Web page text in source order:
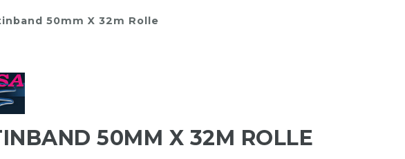
50mm X 32m Rolle
50MM X 32M ROLLE